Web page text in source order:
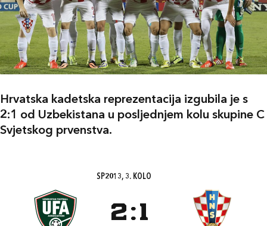
Hrvatska kadetska reprezentacija izgubila je s
2:1 od Uzbekistana u posljednjem kolu skupine C
Svjetskog prvenstva.
SP2013, 3. KOLO
2 :1